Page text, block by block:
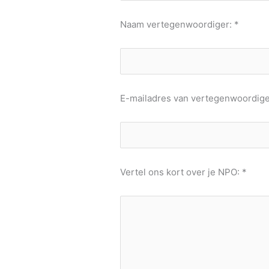
Naam vertegenwoordiger: *
E-mailadres van
Vertel ons kort over je NPO: *